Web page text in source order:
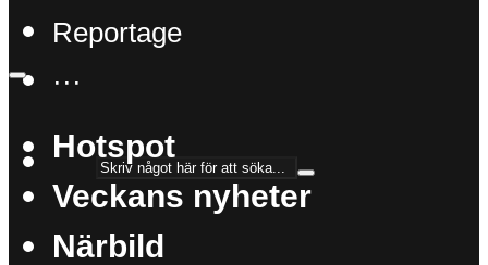
Reportage
···
Hotspot
Veckans nyheter
Närbild